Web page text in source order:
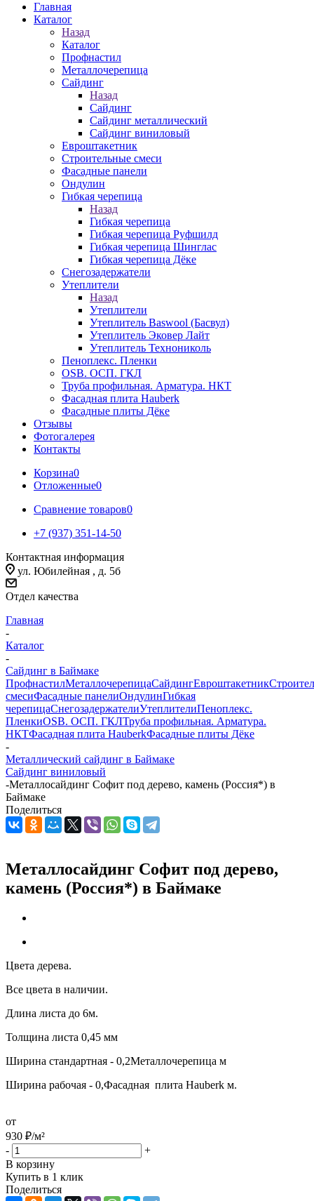
Главная
Каталог
Назад
Каталог
Профнастил
Металлочерепица
Сайдинг
Назад
Сайдинг
Сайдинг металлический
Сайдинг виниловый
Евроштакетник
Строительные смеси
Фасадные панели
Ондулин
Гибкая черепица
Назад
Гибкая черепица
Гибкая черепица Руфшилд
Гибкая черепица Шинглас
Гибкая черепица Дёке
Снегозадержатели
Утеплители
Назад
Утеплители
Утеплитель Baswool (Басвул)
Утеплитель Эковер Лайт
Утеплитель Технониколь
Пеноплекс. Пленки
OSB. ОСП. ГКЛ
Труба профильная. Арматура. НКТ
Фасадная плита Hauberk
Фасадные плиты Дёке
Отзывы
Фотогалерея
Контакты
Корзина0
Отложенные0
Сравнение товаров0
+7 (937) 351-14-50
Контактная информация
ул. Юбилейная , д. 5б
Отдел качества
Главная
-
Каталог
-
Сайдинг в Баймаке
ПрофнастилМеталлочерепицаСайдингЕвроштакетник
смесиФасадные панелиОндулинГибкая
черепицаСнегозадержателиУтеплителиПеноплекс.
ПленкиOSB. ОСП. ГКЛТруба профильная. Арматура.
НКТФасадная плита HauberkФасадные плиты Дёке
-
Металлический сайдинг в Баймаке
Сайдинг виниловый
-Металлосайдинг Софит под дерево, камень (Россия*) в
Баймаке
Поделиться
Металлосайдинг Софит под дерево,
камень (Россия*) в Баймаке
Цвета дерева.
Все цвета в наличии.
Длина листа до 6м.
Толщина листа 0,45 мм
Ширина стандартная - 0,2Металлочерепица м
Ширина рабочая - 0,Фасадная плита Hauberk м.
от
930 ₽/м²
-
+
В корзину
Купить в 1 клик
Поделиться